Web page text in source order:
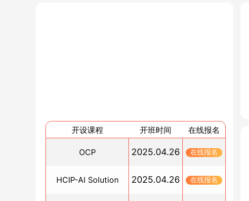
OCM证书还有什么作用吗？认证价值分析
2024/09/24
红帽认证报名费用_博睿谷IT培训
博睿谷：您的IT认证培训伙伴
开设课程 开班时间 在线报名
OCP 2025.04.26 在线报名
HCIP-AI Solution 2025.04.26 在线报名